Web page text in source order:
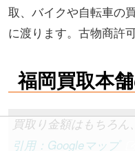
取、バイクや自転車の
に渡ります。古物商許
福岡買取本
買取り金額はもちろん
引用：Googleマップ